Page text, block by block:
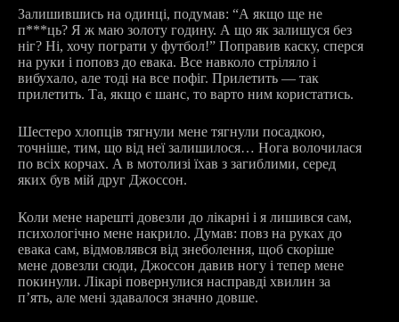
Залишившись на одинці, подумав: “А якщо ще не
п***ць? Я ж маю золоту годину. А що як залишуся без
ніг? Ні, хочу пограти у футбол!” Поправив каску, сперся
на руки і поповз до евака. Все навколо стріляло і
вибухало, але тоді на все пофіг. Прилетить — так
прилетить. Та, якщо є шанс, то варто ним користатись.
Шестеро хлопців тягнули мене тягнули посадкою,
точніше, тим, що від неї залишилося… Нога волочилася
по всіх корчах. А в мотолизі їхав з загиблими, серед
яких був мій друг Джоссон.
Коли мене нарешті довезли до лікарні і я лишився сам,
психологічно мене накрило. Думав: повз на руках до
евака сам, відмовлявся від знеболення, щоб скоріше
мене довезли сюди, Джоссон давив ногу і тепер мене
покинули. Лікарі повернулися насправді хвилин за
пʼять, але мені здавалося значно довше.